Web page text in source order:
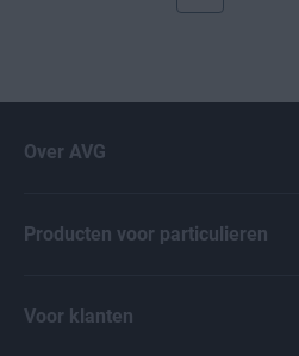
Over AVG
Producten voor particulieren
Voor klanten